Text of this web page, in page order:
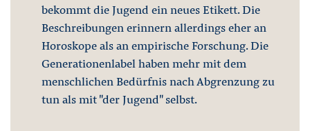
bekommt die Jugend ein neues Etikett. Die
Beschreibungen erinnern allerdings eher an
Horoskope als an empirische Forschung. Die
Generationenlabel haben mehr mit dem
menschlichen Bedürfnis nach Abgrenzung zu
tun als mit "der Jugend" selbst.